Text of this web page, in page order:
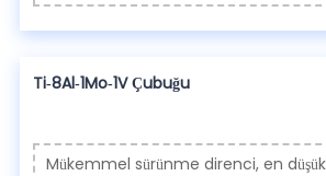
Ti-8Al-1Mo-1V Çubuğu
Mükemmel sürünme direnci, en